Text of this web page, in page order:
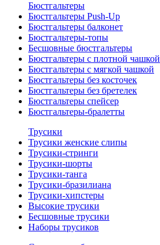
Бюстгальтеры
Бюстгальтеры Push-Up
Бюстгальтеры балконет
Бюстгальтеры-топы
Бесшовные бюстгальтеры
Бюстгальтеры с плотной чашкой
Бюстгальтеры с мягкой чашкой
Бюстгальтеры без косточек
Бюстгальтеры без бретелек
Бюстгальтеры спейсер
Бюстгальтеры-бралетты
Трусики
Трусики женские слипы
Трусики-стринги
Трусики-шорты
Трусики-танга
Трусики-бразилиана
Трусики-хипстеры
Высокие трусики
Бесшовные трусики
Наборы трусиков